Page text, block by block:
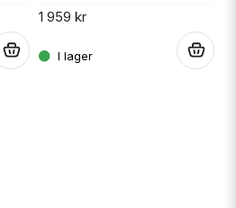
Skicka fråga
1 959 kr